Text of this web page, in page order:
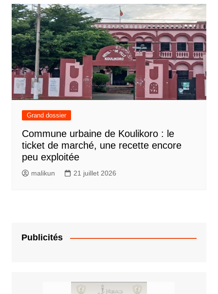
Grand dossier
Commune urbaine de Koulikoro : le
ticket de marché, une recette encore
peu exploitée
malikun 21 juillet 2026
Publicités